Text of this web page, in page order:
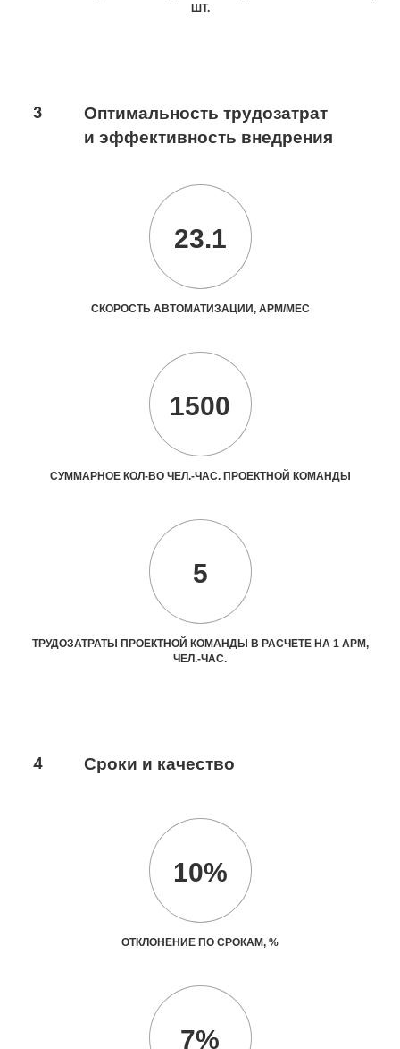
ШТ.
3
Оптимальность трудозатрат
и эффективность внедрения
23.1
СКОРОСТЬ АВТОМАТИЗАЦИИ, АРМ/МЕС
1500
СУММАРНОЕ КОЛ-ВО ЧЕЛ.-ЧАС. ПРОЕКТНОЙ КОМАНДЫ
5
ТРУДОЗАТРАТЫ ПРОЕКТНОЙ КОМАНДЫ В РАСЧЕТЕ НА 1 АРМ,
ЧЕЛ.-ЧАС.
4 Сроки и качество
10%
ОТКЛОНЕНИЕ ПО СРОКАМ, %
7%